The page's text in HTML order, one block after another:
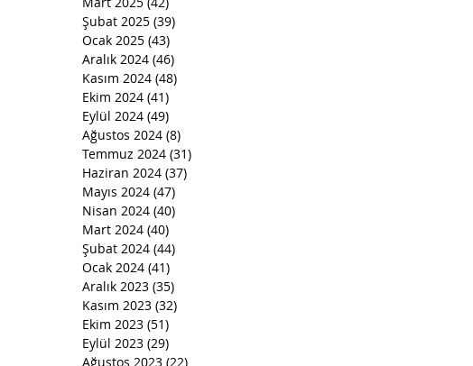
Şubat 2025 (39)
Ocak 2025 (43)
Aralık 2024 (46)
Kasım 2024 (48)
Ekim 2024 (41)
Eylül 2024 (49)
Ağustos 2024 (8)
Temmuz 2024 (31)
Haziran 2024 (37)
Mayıs 2024 (47)
Nisan 2024 (40)
Mart 2024 (40)
Şubat 2024 (44)
Ocak 2024 (41)
Aralık 2023 (35)
Kasım 2023 (32)
Ekim 2023 (51)
Eylül 2023 (29)
Ağustos 2023 (22)